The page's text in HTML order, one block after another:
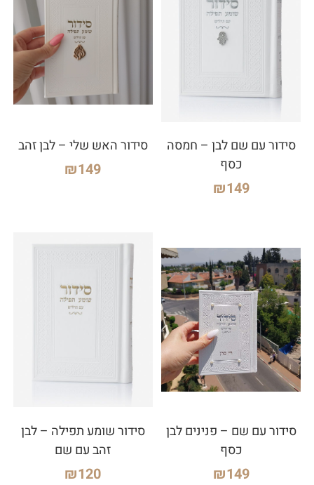
סידור עם שם לבן – חמסה
כסף
₪149
סידור האש שלי – לבן זהב
₪149
סידור עם שם – פנינים לבן
כסף
₪149
סידור שומע תפילה – לבן
זהב עם שם
₪120